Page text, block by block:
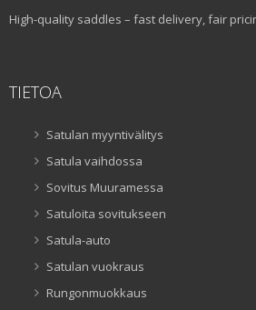
High-quality saddles – fast delivery, fair
TIETOA
Satulan myyntivälitys
Satula vaihdossa
Sovitus Muuramessa
Satuloita sovitukseen
Satula-auto
Satulan vuokraus
Rungonmuokkaus